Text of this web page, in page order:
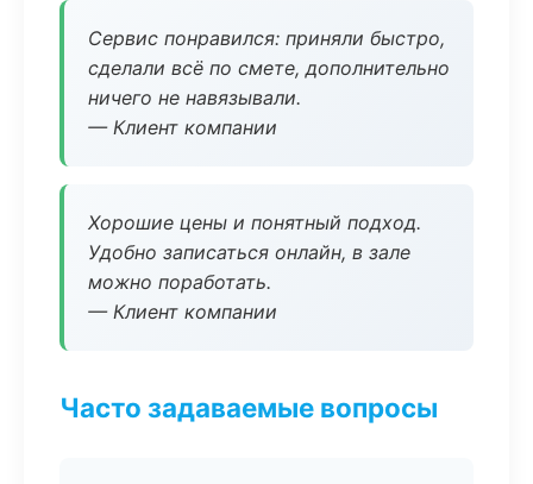
Сервис понравился: приняли быстро,
сделали всё по смете, дополнительно
ничего не навязывали.
— Клиент компании
Хорошие цены и понятный подход.
Удобно записаться онлайн, в зале
можно поработать.
— Клиент компании
Часто задаваемые вопросы